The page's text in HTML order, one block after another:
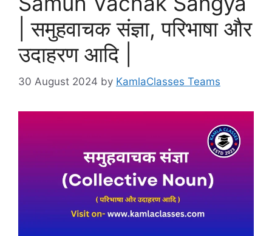
| समुहवाचक संज्ञा, परिभाषा और
उदाहरण आदि |
30 August 2024 by KamlaClasses Teams